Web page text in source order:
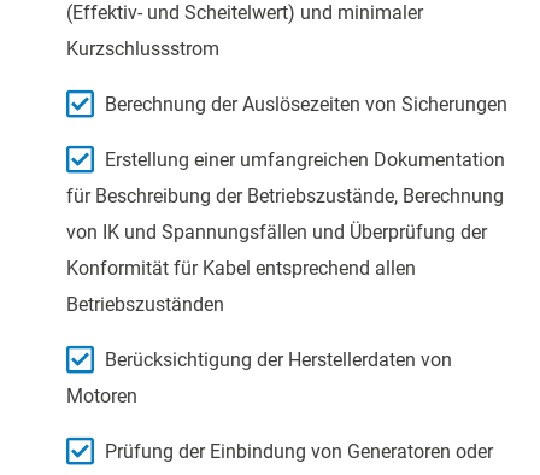
(Effektiv- und Scheitelwert) und minimaler
Kurzschlussstrom
Berechnung der Auslösezeiten von Sicherungen
Erstellung einer umfangreichen Dokumentation
für Beschreibung der Betriebszustände, Berechnung
von IK und Spannungsfällen und Überprüfung der
Konformität für Kabel entsprechend allen
Betriebszuständen
Berücksichtigung der Herstellerdaten von
Motoren
Prüfung der Einbindung von Generatoren oder